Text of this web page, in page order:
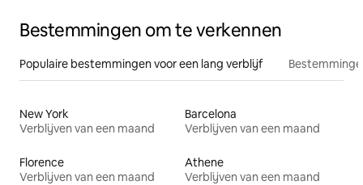
Bestemmingen om te verkennen
Populaire bestemmingen voor een lang verblijf
New York
Verblijven van een maand
Barcelona
Verblijven van een maand
Florence
Verblijven van een maand
Athene
Verblijven van een maand